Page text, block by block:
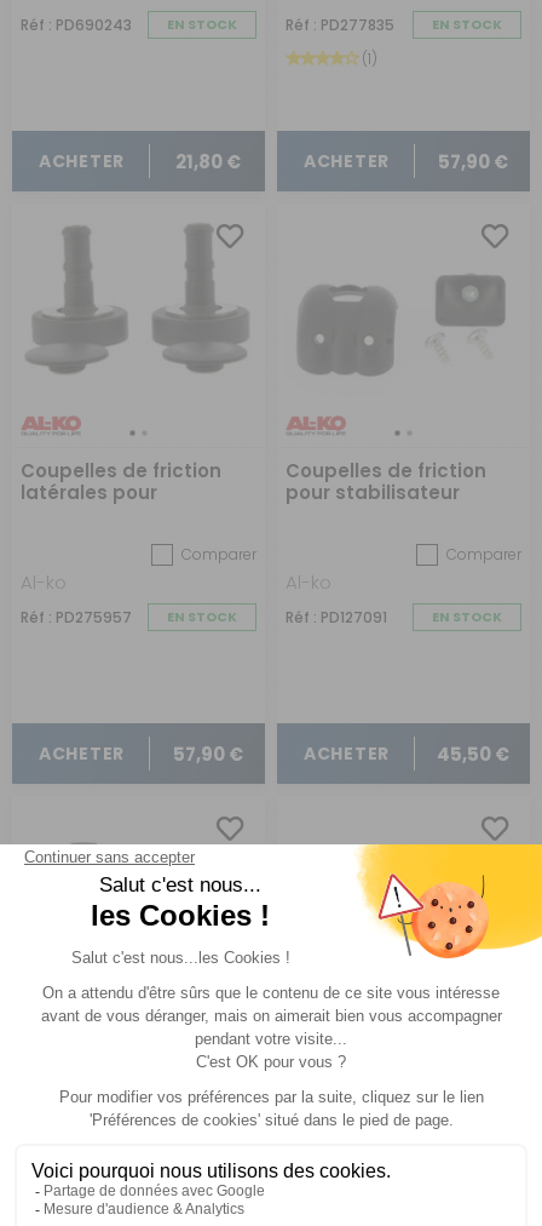
Réf : PD690243 EN STOCK
ACHETER 21,80 €
Réf : PD277835 EN STOCK
(1)
ACHETER 57,90 €
Coupelles de friction
latérales pour
Comparer
Al-ko
Réf : PD275957 EN STOCK
ACHETER 57,90 €
Coupelles de friction
pour stabilisateur
Comparer
Al-ko
Réf : PD127091 EN STOCK
ACHETER 45,50 €
Coupelles de friction
pour stabilisateurs AL-
Al-ko
Réf : PD122757 EN STOCK
Coupelle de friction
pour stabilisateur
Winterhoff